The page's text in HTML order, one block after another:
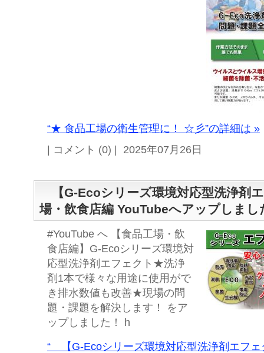
“★ 食品工場の衛生管理に！ ☆彡”の詳細は »
| コメント (0) | 2025年07月26日
【G-Ecoシリーズ環境対応型洗浄剤
場・飲食店編 YouTubeへアップしまし
#YouTube へ 【食品工場・飲
食店編】G-Ecoシリーズ環境対
応型洗浄剤エフェクト★洗浄
剤1本で様々な用途に使用がで
き排水数値も改善★現場の問
題・課題を解決します！ をア
ップしました！ h
“ 【G-Ecoシリーズ環境対応型洗浄剤エフェ